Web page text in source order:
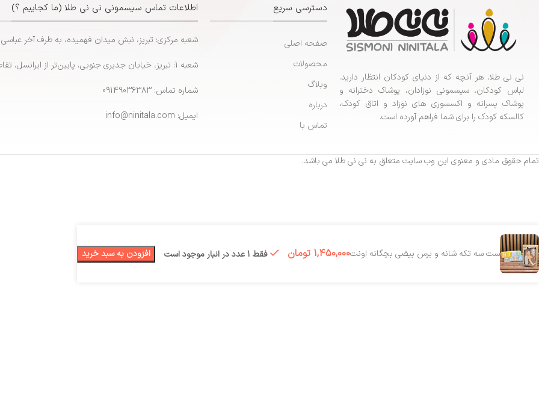
نی نی طلا، هر آنچه که از دنیای کودکان انتظار دارید.
لباس کودکان، سیسمونی نوزادان، پوشاک دخترانه و
پوشاک پسرانه و اکسسوری های نوزاد و اتاق کودک،
کالسکه کودک را برای شما فراهم آورده است.
دسترسی سریع
صفحه اصلی
محصولات
وبلاگ
درباره
تماس با
اطلاعات تماس سیسمونی نی نی طلا (ما کجاییم ؟)
شعبه مرکزی: تبریز، نبش میدان فهمیده، به طرف آخر عباسی
شعبه 1: تبریز، خیابان جدیری جنوبی، پایین‌تر از ایرانسل، تقاطع پاشایی
شماره تماس: 09149036383
ایمیل: info@ninitala.com
تمام حقوق مادی و معنوی این وب سایت متعلق به نی نی طلا می باشد.
ست سه تکه شانه و برس بیضی بچگانه اونت1,450,000 تومان فقط 1 عدد در انبار موجود است افزودن به سبد خرید